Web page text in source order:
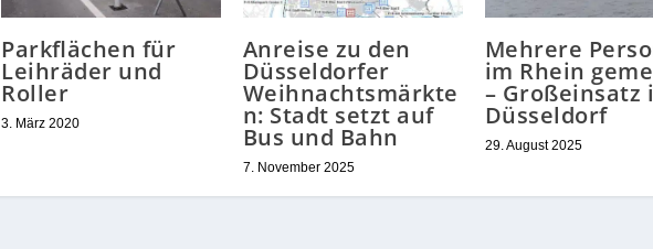
Parkflächen für
Leihräder und
Roller
3. März 2020
Anreise zu den
Düsseldorfer
Weihnachtsmärkte
n: Stadt setzt auf
Bus und Bahn
7. November 2025
Mehrere
im Rhein
– Großeinsatz
Düsseldorf
29. August 2025